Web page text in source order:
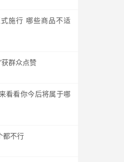
施行 哪些商品不适
获群众点赞
看看你今后将属于哪
都不行